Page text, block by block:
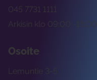
Arkisin klo 09:00 -15:00
045 7731 1111
Osoite
Lemuntie 3-5